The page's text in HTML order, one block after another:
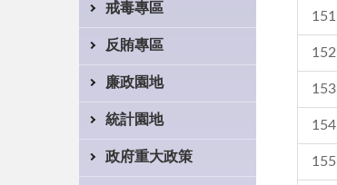
戒毒專區
反賄專區
廉政園地
統計園地
政府重大政策
151
152
153
154
155